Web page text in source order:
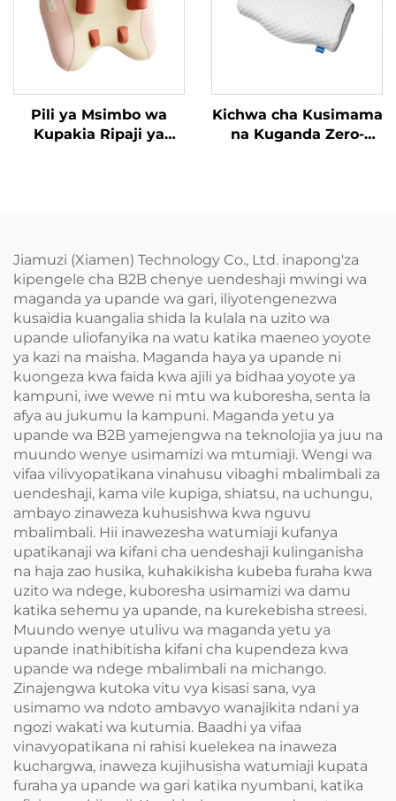
Pili ya Msimbo wa
Kupakia Ripaji ya
Kichwa cha Kusimama
na Kuganda Zero-
Jiamuzi (Xiamen) Technology Co., Ltd. inapong'za
kipengele cha B2B chenye uendeshaji mwingi wa
maganda ya upande wa gari, iliyotengenezwa
kusaidia kuangalia shida la kulala na uzito wa
upande uliofanyika na watu katika maeneo yoyote
ya kazi na maisha. Maganda haya ya upande ni
kuongeza kwa faida kwa ajili ya bidhaa yoyote ya
kampuni, iwe wewe ni mtu wa kuboresha, senta la
afya au jukumu la kampuni. Maganda yetu ya
upande wa B2B yamejengwa na teknolojia ya juu na
muundo wenye usimamizi wa mtumiaji. Wengi wa
vifaa vilivyopatikana vinahusu vibaghi mbalimbali za
uendeshaji, kama vile kupiga, shiatsu, na uchungu,
ambayo zinaweza kuhusishwa kwa nguvu
mbalimbali. Hii inawezesha watumiaji kufanya
upatikanaji wa kifani cha uendeshaji kulinganisha
na haja zao husika, kuhakikisha kubeba furaha kwa
uzito wa ndege, kuboresha usimamizi wa damu
katika sehemu ya upande, na kurekebisha streesi.
Muundo wenye utulivu wa maganda yetu ya
upande inathibitisha kifani cha kupendeza kwa
upande wa ndege mbalimbali na michango.
Zinajengwa kutoka vitu vya kisasi sana, vya
usimamo wa ndoto ambavyo wanajikita ndani ya
ngozi wakati wa kutumia. Baadhi ya vifaa
vinavyopatikana ni rahisi kuelekea na inaweza
kuchargwa, inaweza kujihusisha watumiaji kupata
furaha ya upande wa gari katika nyumbani, katika